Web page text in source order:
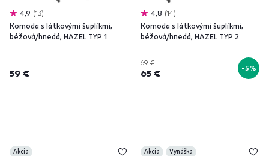
4,9 13
Komoda s látkovými šuplíkmi,
béžová/hnedá, HAZEL TYP 1
59 €
4,8 14
Komoda s látkovými šuplíkmi,
béžová/hnedá, HAZEL TYP 2
69 €
65 € -5%
Akcia Akcia Vynáška